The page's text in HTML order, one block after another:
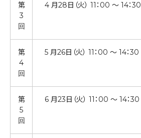
第
3
回
4 月28日（火） 11：00 ～ 14：30
第
4
回
5 月26日（火） 11：00 ～ 14：30
第
5
回
6 月23日（火） 11：00 ～ 14：30